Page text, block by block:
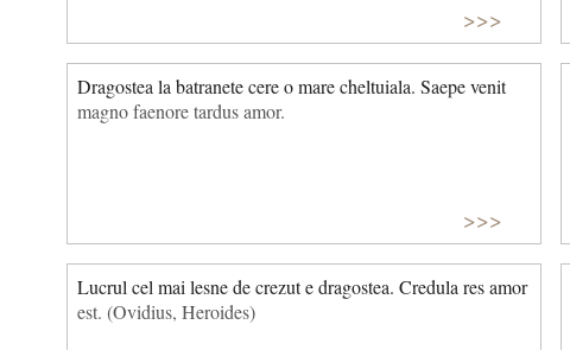
>>>
Dragostea la batranete cere o mare cheltuiala. Saepe venit
magno faenore tardus amor.
>>>
Lucrul cel mai lesne de crezut e dragostea. Credula res amor
est. (Ovidius, Heroides)